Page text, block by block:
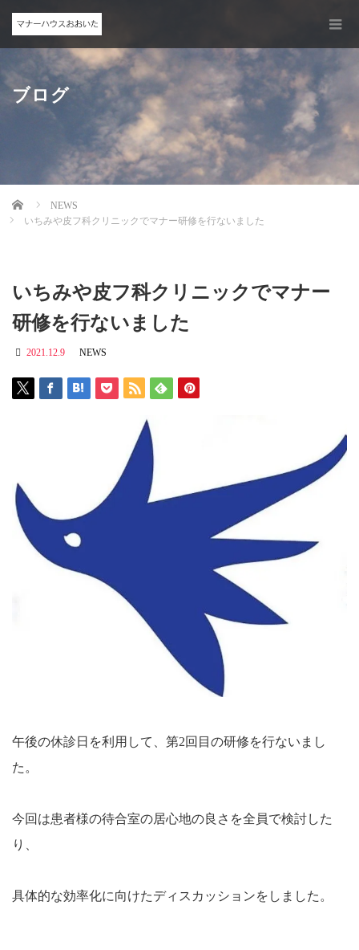
ブログ
Home
NEWS
いちみや皮フ科クリニックでマナー研修を行ないました
いちみや皮フ科クリニックでマナー
研修を行ないました
2021.12.9 NEWS
午後の休診日を利用して、第2回目の研修を行ないまし
た。
今回は患者様の待合室の居心地の良さを全員で検討した
り、
具体的な効率化に向けたディスカッションをしました。